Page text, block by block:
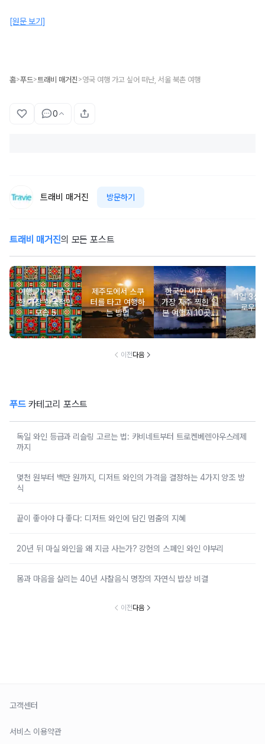
[원문 보기]
홈>푸드>트래비 매거진 >영국 여행 가고 싶어 떠난, 서울 북촌 여행
0
트래비 매거진 방문하기
트래비 매거진의 모든 포스트
여행 기자가 수집
한 가장 한국적인
모습 5
제주도에서 스쿠
터를 타고 여행하
는 방법
한국인 여권 속,
가장 자주 찍힌 일
본 여행지 10곳은
어디?
‘1일 3섬
로우아
이전다음
푸드카테고리 포스트
독일 와인 등급과 리슬링 고르는 법: 카비네트부터 트로켄베렌아우스레제
까지
몇천 원부터 백만 원까지, 디저트 와인의 가격을 결정하는 4가지 양조 방
식
끝이 좋아야 다 좋다: 디저트 와인에 담긴 멈춤의 지혜
20년 뒤 마실 와인을 왜 지금 사는가? 강헌의 스페인 와인 야부리
몸과 마음을 살리는 40년 사찰음식 명장의 자연식 밥상 비결
이전다음
고객센터
서비스 이용약관